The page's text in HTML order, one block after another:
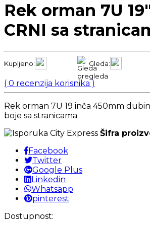
Rek orman 7U
CRNI sa
Kupljeno: Gleda:
( 0 recenzija korisnika )
Rek orman 7U 19 inča 450mm
boje sa stranicama.
Šifra
Facebook
Twitter
Google Plus
Linkedin
Whatsapp
pinterest
Dostupnost: